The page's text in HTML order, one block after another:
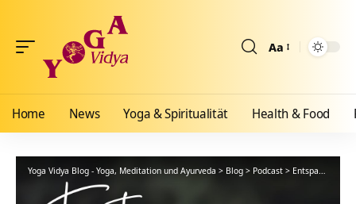
Aa
Home News Yoga & Spiritualität Health & Food
Yoga Vidya Blog - Yoga, Meditation und Ayurveda > Blog > Podcast > Entspannung